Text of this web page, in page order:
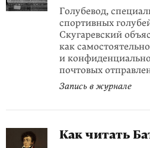
Голубевод,
спортивных
Скугаревский
как
и
почтовых
Запись в журнале
Как читать